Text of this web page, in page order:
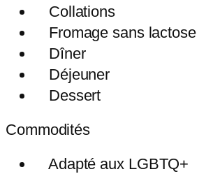
Collations
Fromage sans lactose
Dîner
Déjeuner
Dessert
Commodités
Adapté aux LGBTQ+